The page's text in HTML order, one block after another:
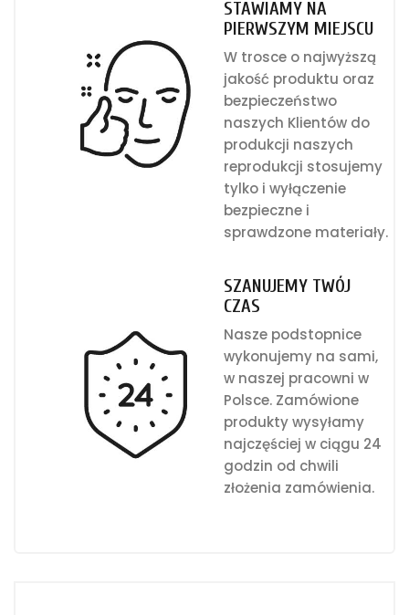
STAWIAMY NA
PIERWSZYM MIEJSCU
W trosce o najwyższą
jakość produktu oraz
bezpieczeństwo
naszych Klientów do
produkcji naszych
reprodukcji stosujemy
tylko i wyłączenie
bezpieczne i
sprawdzone materiały.
SZANUJEMY TWÓJ
CZAS
Nasze podstopnice
wykonujemy na sami,
w naszej pracowni w
Polsce. Zamówione
produkty wysyłamy
najczęściej w ciągu 24
godzin od chwili
złożenia zamówienia.